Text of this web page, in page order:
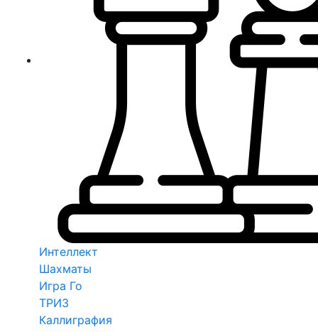
Интеллект
Шахматы
Игра Го
ТРИЗ
Каллиграфия